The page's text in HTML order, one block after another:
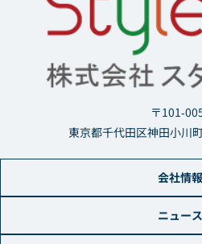
〒101-
東京都千代田区神田小川
会社情報
ニュース